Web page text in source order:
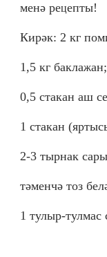
менә рецепты!
Кирәк: 2 кг
1,5 кг баклажан;
0,5 стакан аш
1 стакан
2-3 тырнак
тәменчә тоз
1 тулыр-